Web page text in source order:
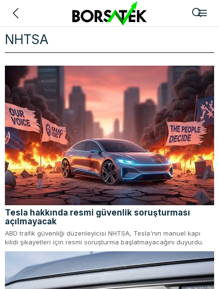
NHTSA
Tesla hakkında resmi güvenlik soruşturması
açılmayacak
ABD trafik güvenliği düzenleyicisi NHTSA, Tesla'nın manuel kapı
kilidi şikayetleri için resmi soruşturma başlatmayacağını duyurdu.